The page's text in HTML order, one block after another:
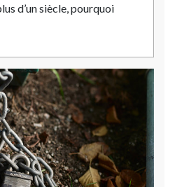
d’un siècle, pourquoi